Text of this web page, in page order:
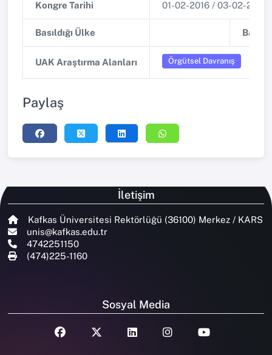
Kongre Tarihi 01-02-2016 / 03-02-2016
Basıldığı Ülke
UAK Araştırma Alanları Örgütsel Davranış
Paylaş
İletişim
Kafkas Üniversitesi Rektörlüğü (36100) Merkez / KARS
unis@kafkas.edu.tr
4742251150
(474)225-1160
Sosyal Media